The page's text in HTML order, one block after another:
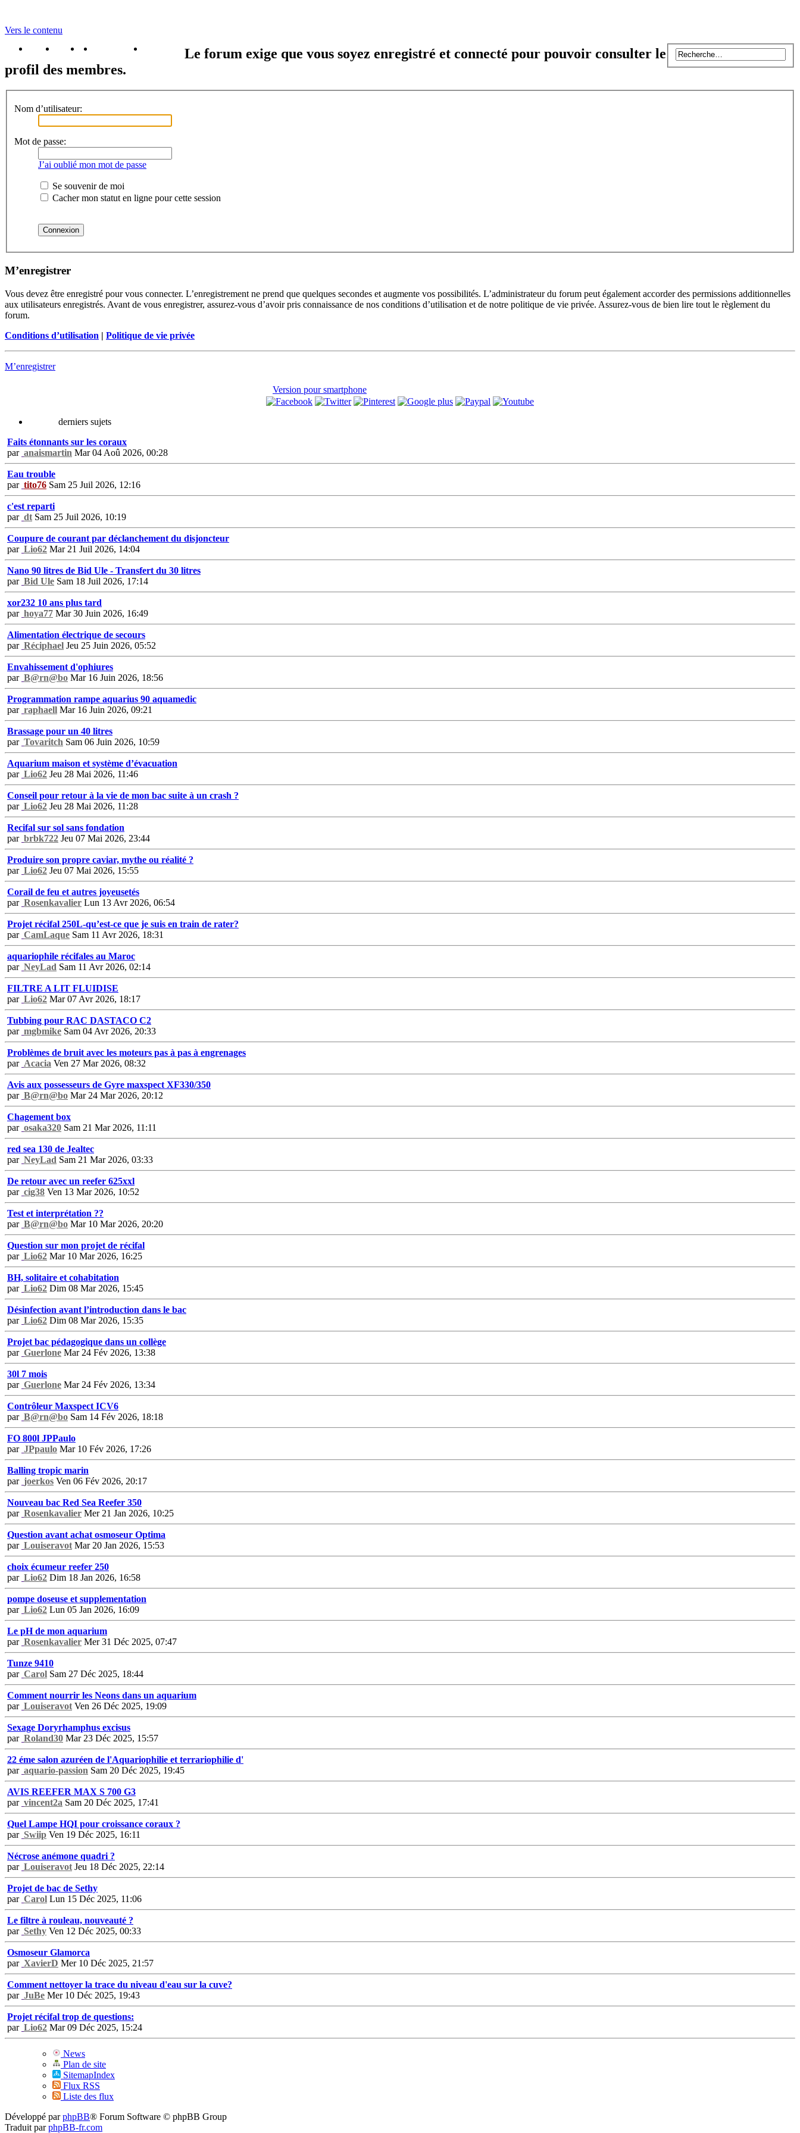
Vers le contenu
portail
forum faq m'enregister
Le forum exige que vous soyez enregistré et connecté pour pouvoir consulter le
profil des membres.
Nom d’utilisateur:
Mot de passe:
J’ai oublié mon mot de passe
Se souvenir de moi
Cacher mon statut en ligne pour cette session
M’enregistrer
Vous devez être enregistré pour vous connecter. L’enregistrement ne prend que quelques secondes et augmente vos possibilités. L’administrateur du forum peut également accorder des permissions additionnelles
aux utilisateurs enregistrés. Avant de vous enregistrer, assurez-vous d’avoir pris connaissance de nos conditions d’utilisation et de notre politique de vie privée. Assurez-vous de bien lire tout le règlement du
forum.
Conditions d’utilisation | Politique de vie privée
M’enregistrer
Version pour smartphone
derniers sujets
Faits étonnants sur les coraux
par anaismartin Mar 04 Aoû 2026, 00:28
Eau trouble
par tito76 Sam 25 Juil 2026, 12:16
c'est reparti
par dt Sam 25 Juil 2026, 10:19
Coupure de courant par déclanchement du disjoncteur
par Lio62 Mar 21 Juil 2026, 14:04
Nano 90 litres de Bid Ule - Transfert du 30 litres
par Bid Ule Sam 18 Juil 2026, 17:14
xor232 10 ans plus tard
par hoya77 Mar 30 Juin 2026, 16:49
Alimentation électrique de secours
par Réciphael Jeu 25 Juin 2026, 05:52
Envahissement d'ophiures
par B@rn@bo Mar 16 Juin 2026, 18:56
Programmation rampe aquarius 90 aquamedic
par raphaell Mar 16 Juin 2026, 09:21
Brassage pour un 40 litres
par Tovaritch Sam 06 Juin 2026, 10:59
Aquarium maison et système d’évacuation
par Lio62 Jeu 28 Mai 2026, 11:46
Conseil pour retour à la vie de mon bac suite à un crash ?
par Lio62 Jeu 28 Mai 2026, 11:28
Recifal sur sol sans fondation
par brbk722 Jeu 07 Mai 2026, 23:44
Produire son propre caviar, mythe ou réalité ?
par Lio62 Jeu 07 Mai 2026, 15:55
Corail de feu et autres joyeusetés
par Rosenkavalier Lun 13 Avr 2026, 06:54
Projet récifal 250L-qu’est-ce que je suis en train de rater?
par CamLaque Sam 11 Avr 2026, 18:31
aquariophile récifales au Maroc
par NeyLad Sam 11 Avr 2026, 02:14
FILTRE A LIT FLUIDISE
par Lio62 Mar 07 Avr 2026, 18:17
Tubbing pour RAC DASTACO C2
par mgbmike Sam 04 Avr 2026, 20:33
Problèmes de bruit avec les moteurs pas à pas à engrenages
par Acacia Ven 27 Mar 2026, 08:32
Avis aux possesseurs de Gyre maxspect XF330/350
par B@rn@bo Mar 24 Mar 2026, 20:12
Chagement box
par osaka320 Sam 21 Mar 2026, 11:11
red sea 130 de Jealtec
par NeyLad Sam 21 Mar 2026, 03:33
De retour avec un reefer 625xxl
par cig38 Ven 13 Mar 2026, 10:52
Test et interprétation ??
par B@rn@bo Mar 10 Mar 2026, 20:20
Question sur mon projet de récifal
par Lio62 Mar 10 Mar 2026, 16:25
BH, solitaire et cohabitation
par Lio62 Dim 08 Mar 2026, 15:45
Désinfection avant l’introduction dans le bac
par Lio62 Dim 08 Mar 2026, 15:35
Projet bac pédagogique dans un collège
par Guerlone Mar 24 Fév 2026, 13:38
30l 7 mois
par Guerlone Mar 24 Fév 2026, 13:34
Contrôleur Maxspect ICV6
par B@rn@bo Sam 14 Fév 2026, 18:18
FO 800l JPPaulo
par JPpaulo Mar 10 Fév 2026, 17:26
Balling tropic marin
par joerkos Ven 06 Fév 2026, 20:17
Nouveau bac Red Sea Reefer 350
par Rosenkavalier Mer 21 Jan 2026, 10:25
Question avant achat osmoseur Optima
par Louiseravot Mar 20 Jan 2026, 15:53
choix écumeur reefer 250
par Lio62 Dim 18 Jan 2026, 16:58
pompe doseuse et supplementation
par Lio62 Lun 05 Jan 2026, 16:09
Le pH de mon aquarium
par Rosenkavalier Mer 31 Déc 2025, 07:47
Tunze 9410
par Carol Sam 27 Déc 2025, 18:44
Comment nourrir les Neons dans un aquarium
par Louiseravot Ven 26 Déc 2025, 19:09
Sexage Doryrhamphus excisus
par Roland30 Mar 23 Déc 2025, 15:57
22 éme salon azuréen de l'Aquariophilie et terrariophilie d'
par aquario-passion Sam 20 Déc 2025, 19:45
AVIS REEFER MAX S 700 G3
par vincent2a Sam 20 Déc 2025, 17:41
Quel Lampe HQI pour croissance coraux ?
par Swiip Ven 19 Déc 2025, 16:11
Nécrose anémone quadri ?
par Louiseravot Jeu 18 Déc 2025, 22:14
Projet de bac de Sethy
par Carol Lun 15 Déc 2025, 11:06
Le filtre à rouleau, nouveauté ?
par Sethy Ven 12 Déc 2025, 00:33
Osmoseur Glamorca
par XavierD Mer 10 Déc 2025, 21:57
Comment nettoyer la trace du niveau d'eau sur la cuve?
par JuBe Mer 10 Déc 2025, 19:43
Projet récifal trop de questions:
par Lio62 Mar 09 Déc 2025, 15:24
News
Plan de site
SitemapIndex
Flux RSS
Liste des flux
Développé parphpBB® Forum Software © phpBB Group
Traduit parphpBB-fr.com